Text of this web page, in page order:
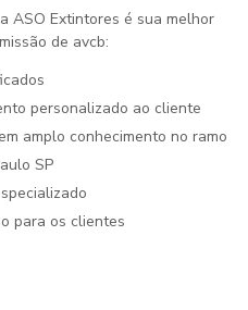
ASO Extintores é sua melhor
de avcb:
personalizado ao cliente
amplo conhecimento no ramo
SP
para os clientes